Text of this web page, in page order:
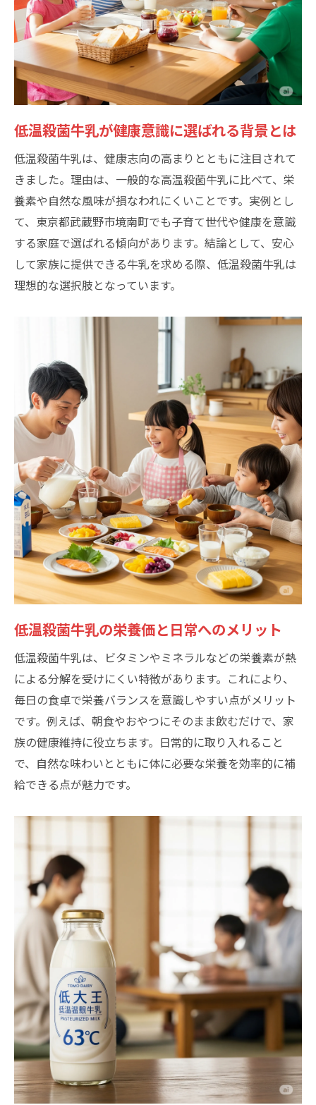
て
子どもに安心な低温殺菌牛乳の理由を解説
放射性物質検査から見る低温殺菌牛乳の安
心感
東毛酪農の牛乳が提供する安全性のポイン
ト
低温殺菌牛乳の保存方法と消費期限の重要
性
家族全員が納得できる低温殺菌牛乳の選択
肢
東毛酪農の低温殺菌牛乳が持つ魅力を解説
東毛酪農の低温殺菌牛乳63℃製法のこだわ
り
東毛酪農コーヒー牛乳やアイスの楽しみ方
低温殺菌牛乳のメニューに見る東毛酪農の
魅力
東毛酪農の給食牛乳が信頼される背景
東毛酪農牛乳の読み方や特徴を徹底解説
風味豊かな低温殺菌牛乳を選ぶポイント
低温殺菌牛乳の風味を引き出す選び方
味の違いを楽しむ低温殺菌牛乳の飲み比べ
東毛酪農低温殺菌牛乳63℃の風味特徴
家族で楽しめる低温殺菌牛乳の選定基準
ミルクのコクを感じる低温殺菌牛乳の魅力
日々の食卓で活躍する低温殺菌牛乳の選び
東毛酪農の歴史と給食牛乳の信頼性を探る
東毛酪農の歴史が築く低温殺菌牛乳の信頼
給食牛乳で選ばれる東毛酪農の実績と安心
地域に根ざす東毛酪農と低温殺菌牛乳の歩
み
東毛酪農の給食牛乳が家庭に人気な理由
低温殺菌牛乳の供給体制と東毛酪農のこだ
東毛酪農みんなの牛乳が愛される歴史を解
説
低温殺菌牛乳の美味しさと保存方法のコツ
低温殺菌牛乳の美味しさを保つ保存の秘訣
新鮮な低温殺菌牛乳を長持ちさせる方法
低温殺菌牛乳の消費期限と取り扱い注意点
冷蔵保存で守る低温殺菌牛乳の風味と安全
低温殺菌牛乳の開封後の美味しさ維持術
家族で楽しむ低温殺菌牛乳の保存ポイント
境南町で楽しむ低温殺菌牛乳の新しい味体験
低温殺菌牛乳で作るコーヒー牛乳の魅力
家庭で楽しむ低温殺菌牛乳アイスの作り方
低温殺菌牛乳が健康意識に選ばれる背景とは
低温殺菌牛乳は、健康志向の高まりとともに注目されて
きました。理由は、一般的な高温殺菌牛乳に比べて、栄
養素や自然な風味が損なわれにくいことです。実例とし
て、東京都武蔵野市境南町でも子育て世代や健康を意識
する家庭で選ばれる傾向があります。結論として、安心
して家族に提供できる牛乳を求める際、低温殺菌牛乳は
理想的な選択肢となっています。
低温殺菌牛乳の栄養価と日常へのメリット
低温殺菌牛乳は、ビタミンやミネラルなどの栄養素が熱
による分解を受けにくい特徴があります。これにより、
毎日の食卓で栄養バランスを意識しやすい点がメリット
です。例えば、朝食やおやつにそのまま飲むだけで、家
族の健康維持に役立ちます。日常的に取り入れること
で、自然な味わいとともに体に必要な栄養を効率的に補
給できる点が魅力です。